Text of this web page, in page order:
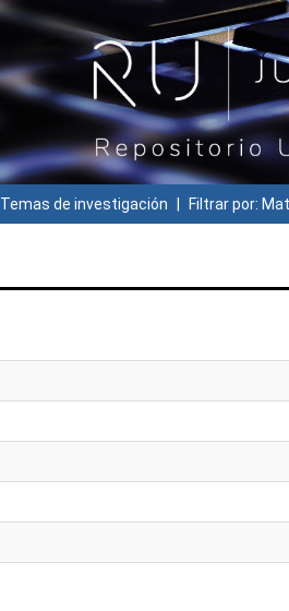
Temas de investigación Filtrar por: